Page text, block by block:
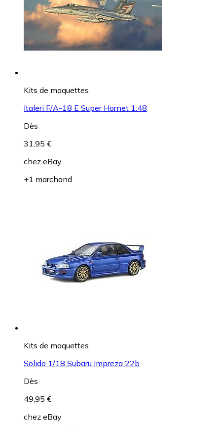
Kits de maquettes
Italeri F/A-18 E Super Hornet 1:48
Dès
31,95 €
chez eBay
+1 marchand
Kits de maquettes
Solido 1/18 Subaru Impreza 22b
Dès
49,95 €
chez eBay